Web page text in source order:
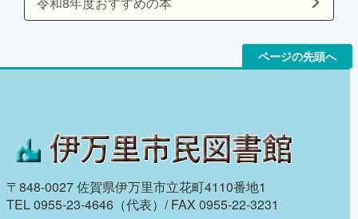
ページの先頭へ
〒848-0027 佐賀県伊万里市立花町4110番地1
TEL 0955-23-4646（代表）/ FAX 0955-22-3231